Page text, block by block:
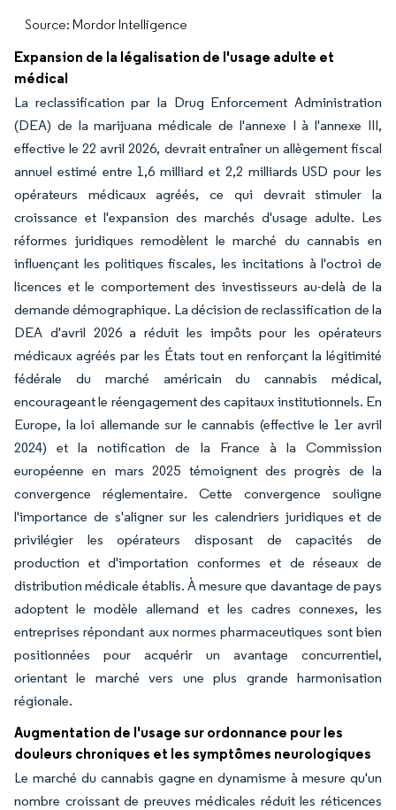
Source: Mordor Intelligence
Expansion de la légalisation de l'usage adulte et
médical
La reclassification par la Drug Enforcement Administration
(DEA) de la marijuana médicale de l'annexe I à l'annexe III,
effective le 22 avril 2026, devrait entraîner un allègement fiscal
annuel estimé entre 1,6 milliard et 2,2 milliards USD pour les
opérateurs médicaux agréés, ce qui devrait stimuler la
croissance et l'expansion des marchés d'usage adulte. Les
réformes juridiques remodèlent le marché du cannabis en
influençant les politiques fiscales, les incitations à l'octroi de
licences et le comportement des investisseurs au-delà de la
demande démographique. La décision de reclassification de la
DEA d'avril 2026 a réduit les impôts pour les opérateurs
médicaux agréés par les États tout en renforçant la légitimité
fédérale du marché américain du cannabis médical,
encourageant le réengagement des capitaux institutionnels. En
Europe, la loi allemande sur le cannabis (effective le 1er avril
2024) et la notification de la France à la Commission
européenne en mars 2025 témoignent des progrès de la
convergence réglementaire. Cette convergence souligne
l'importance de s'aligner sur les calendriers juridiques et de
privilégier les opérateurs disposant de capacités de
production et d'importation conformes et de réseaux de
distribution médicale établis. À mesure que davantage de pays
adoptent le modèle allemand et les cadres connexes, les
entreprises répondant aux normes pharmaceutiques sont bien
positionnées pour acquérir un avantage concurrentiel,
orientant le marché vers une plus grande harmonisation
régionale.
Augmentation de l'usage sur ordonnance pour les
douleurs chroniques et les symptômes neurologiques
Le marché du cannabis gagne en dynamisme à mesure qu'un
nombre croissant de preuves médicales réduit les réticences